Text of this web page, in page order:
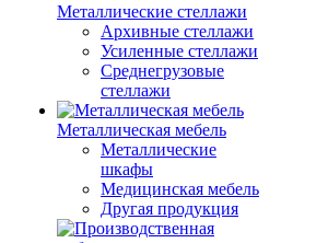
Металлические стеллажи
Архивные стеллажи
Усиленные стеллажи
Среднегрузовые
стеллажи
Металлическая мебель
Металлические
шкафы
Медицинская мебель
Другая продукция